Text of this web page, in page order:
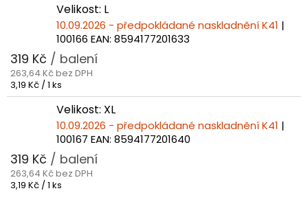
Velikost: L
10.09.2026 - předpokládané naskladnění K41 |
100166 EAN: 8594177201633
319 Kč / balení
263,64 Kč bez DPH
Měrná
cena:
3,19 Kč / 1 ks
Velikost: XL
10.09.2026 - předpokládané naskladnění K41 |
100167 EAN: 8594177201640
319 Kč / balení
263,64 Kč bez DPH
Měrná
3,19 Kč / 1 ks